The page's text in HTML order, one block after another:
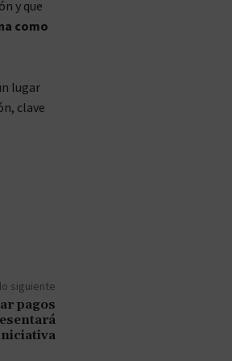
y que
como
lugar
clave
siguiente
pagos